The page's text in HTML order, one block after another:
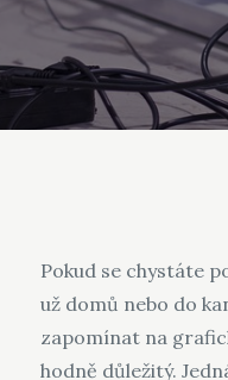
Pokud se chystáte
už domů nebo do
zapomínat na
hodně důležitý.